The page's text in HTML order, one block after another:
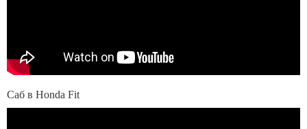
Саб в Honda Fit